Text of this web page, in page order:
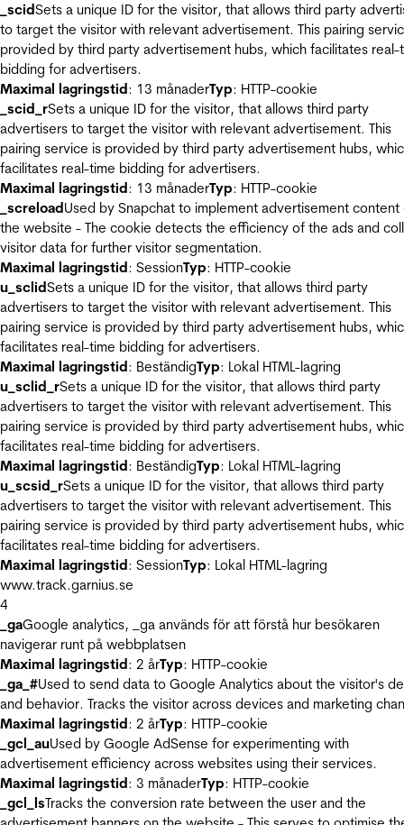
_scidSets a unique ID for the visitor, that allows third party
to target the visitor with relevant advertisement. This pairing
provided by third party advertisement hubs, which facilitates real-
bidding for advertisers.
Maximal lagringstid: 13 månaderTyp: HTTP-cookie
_scid_rSets a unique ID for the visitor, that allows third party
advertisers to target the visitor with relevant advertisement. This
pairing service is provided by third party advertisement hubs,
facilitates real-time bidding for advertisers.
Maximal lagringstid: 13 månaderTyp: HTTP-cookie
_screloadUsed by Snapchat to implement advertisement content
the website - The cookie detects the efficiency of the ads and
visitor data for further visitor segmentation.
Maximal lagringstid: SessionTyp: HTTP-cookie
u_sclidSets a unique ID for the visitor, that allows third party
advertisers to target the visitor with relevant advertisement. This
pairing service is provided by third party advertisement hubs,
facilitates real-time bidding for advertisers.
Maximal lagringstid: BeständigTyp: Lokal HTML-lagring
u_sclid_rSets a unique ID for the visitor, that allows third party
advertisers to target the visitor with relevant advertisement. This
pairing service is provided by third party advertisement hubs,
facilitates real-time bidding for advertisers.
Maximal lagringstid: BeständigTyp: Lokal HTML-lagring
u_scsid_rSets a unique ID for the visitor, that allows third party
advertisers to target the visitor with relevant advertisement. This
pairing service is provided by third party advertisement hubs,
facilitates real-time bidding for advertisers.
Maximal lagringstid: SessionTyp: Lokal HTML-lagring
www.track.garnius.se
4
_gaGoogle analytics, _ga används för att förstå hur besökaren
navigerar runt på webbplatsen
Maximal lagringstid: 2 årTyp: HTTP-cookie
_ga_#Used to send data to Google Analytics about the visitor's
and behavior. Tracks the visitor across devices and marketing
Maximal lagringstid: 2 årTyp: HTTP-cookie
_gcl_auUsed by Google AdSense for experimenting with
advertisement efficiency across websites using their services.
Maximal lagringstid: 3 månaderTyp: HTTP-cookie
_gcl_lsTracks the conversion rate between the user and the